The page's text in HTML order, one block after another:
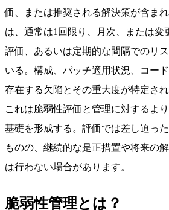
価、または推奨される解決策が含ま
は、通常は1回限り、月次、または変
評価、あるいは定期的な間隔でのリ
いる。構成、パッチ適用状況、コー
存在する欠陥とその重大度が特定さ
これは脆弱性評価と管理に対するよ
基礎を形成する。評価では差し迫っ
ものの、継続的な是正措置や将来の
は行わない場合があります。
脆弱性管理とは？